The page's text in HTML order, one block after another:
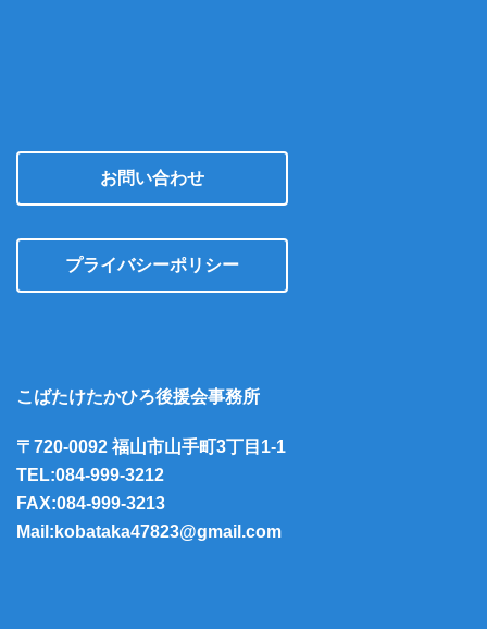
お問い合わせ
プライバシーポリシー
こばたけたかひろ後援会事務所
〒720-0092 福山市山手町3丁目1-1
TEL:084-999-3212
FAX:084-999-3213
Mail:kobataka47823@gmail.com